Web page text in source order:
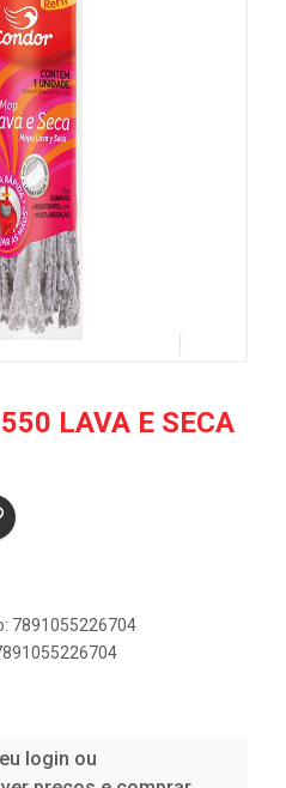
LAVA E SECA
7891055226704
login ou